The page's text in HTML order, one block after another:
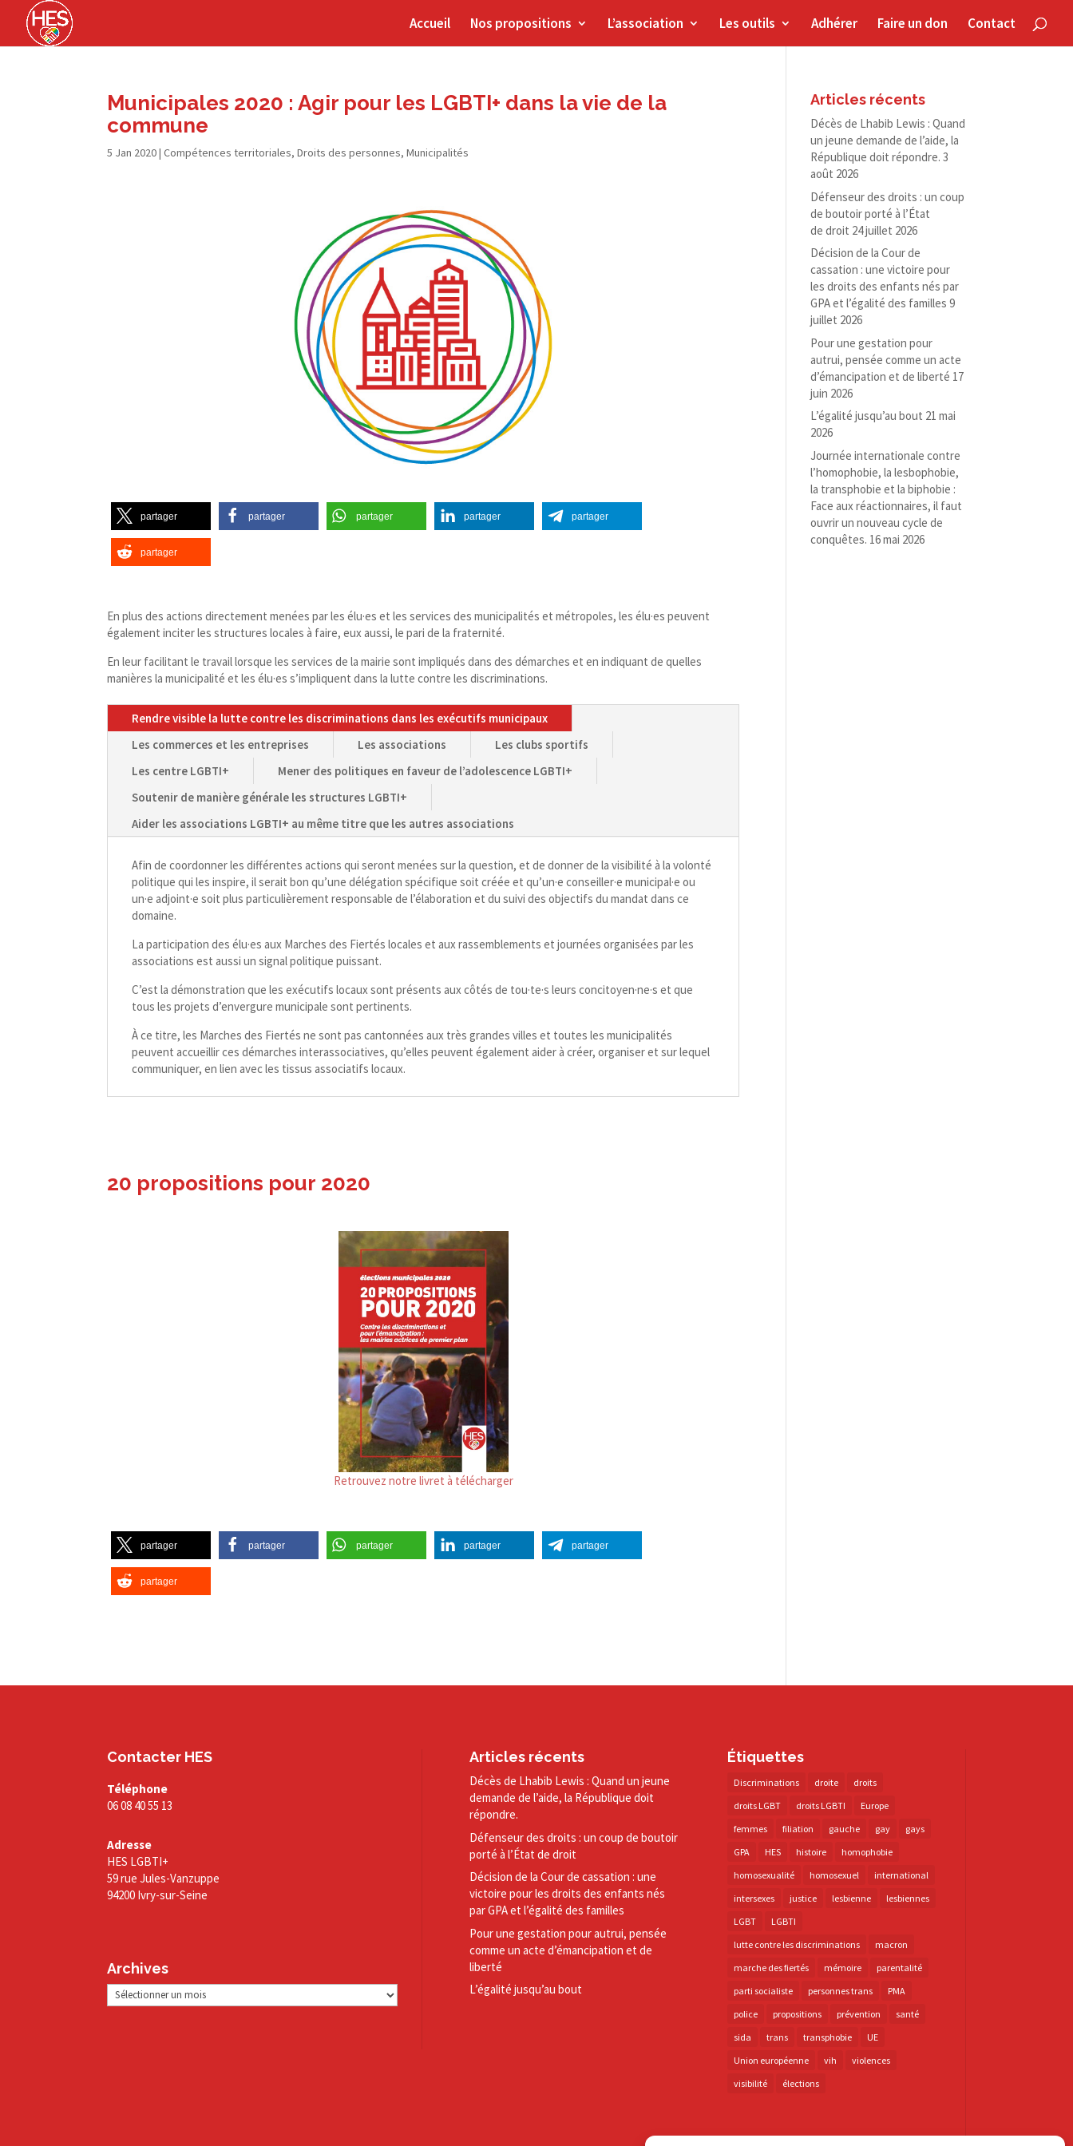
Accueil Nos propositions L’association Les outils Adhérer Faire un don Contact
Municipales 2020 : Agir pour les LGBTI+ dans la vie de la
commune
5 Jan 2020|Compétences territoriales,Droits des personnes,Municipalités
partager partager partager partager partager
partager
En plus des actions directement menées par les élu·es et les services des municipalités et métropoles, les élu·es peuvent
également inciter les structures locales à faire, eux aussi, le pari de la fraternité.
En leur facilitant le travail lorsque les services de la mairie sont impliqués dans des démarches et en indiquant de quelles
manières la municipalité et les élu·es s’impliquent dans la lutte contre les discriminations.
Rendre visible la lutte contre les discriminations dans les exécutifs municipaux
Les commerces et les entreprises
Les associations
Les clubs sportifs
Les centre LGBTI+
Mener des politiques en faveur de l’adolescence LGBTI+
Soutenir de manière générale les structures LGBTI+
Aider les associations LGBTI+ au même titre que les autres associations
Afin de coordonner les différentes actions qui seront menées sur la question, et de donner de la visibilité à la volonté
politique qui les inspire, il serait bon qu’une délégation spécifique soit créée et qu’un·e conseiller·e municipal·e ou
un·e adjoint·e soit plus particulièrement responsable de l’élaboration et du suivi des objectifs du mandat dans ce
domaine.
La participation des élu·es aux Marches des Fiertés locales et aux rassemblements et journées organisées par les
associations est aussi un signal politique puissant.
C’est la démonstration que les exécutifs locaux sont présents aux côtés de tou·te·s leurs concitoyen·ne·s et que
tous les projets d’envergure municipale sont pertinents.
À ce titre, les Marches des Fiertés ne sont pas cantonnées aux très grandes villes et toutes les municipalités
peuvent accueillir ces démarches interassociatives, qu’elles peuvent également aider à créer, organiser et sur lequel
communiquer, en lien avec les tissus associatifs locaux.
20 propositions pour 2020
Retrouvez notre livret à télécharger
partager partager partager partager partager
partager
Articles récents
Décès de Lhabib Lewis : Quand
un jeune demande de l’aide, la
République doit répondre. 3
août 2026
Défenseur des droits : un coup
de boutoir porté à l’État
de droit 24 juillet 2026
Décision de la Cour de
cassation : une victoire pour
les droits des enfants nés par
GPA et l’égalité des familles 9
juillet 2026
Pour une gestation pour
autrui, pensée comme un acte
d’émancipation et de liberté 17
juin 2026
L’égalité jusqu’au bout 21 mai
2026
Journée internationale contre
l’homophobie, la lesbophobie,
la transphobie et la biphobie :
Face aux réactionnaires, il faut
ouvrir un nouveau cycle de
conquêtes. 16 mai 2026
Contacter HES
Téléphone
06 08 40 55 13
Adresse
HES LGBTI+
59 rue Jules-Vanzuppe
94200 Ivry-sur-Seine
Archives
Archives
Articles récents
Décès de Lhabib Lewis : Quand un jeune
demande de l’aide, la République doit
répondre.
Défenseur des droits : un coup de boutoir
porté à l’État de droit
Décision de la Cour de cassation : une
victoire pour les droits des enfants nés
par GPA et l’égalité des familles
Pour une gestation pour autrui, pensée
comme un acte d’émancipation et de
liberté
L’égalité jusqu’au bout
Étiquettes
Discriminations droite
droits
droits LGBT
droits LGBTI
Europe
femmes
filiation gauche gay
gays
GPA
HES histoire
homophobie
homosexualité
homosexuel
international
intersexes
justice lesbienne
lesbiennes
LGBT
LGBTI
lutte contre les discriminations
macron
marche des fiertés
mémoire
parentalité
parti socialiste
personnes trans
PMA
police
propositions prévention
santé
sida
trans transphobie
UE
Union européenne
vih
violences
visibilité
élections